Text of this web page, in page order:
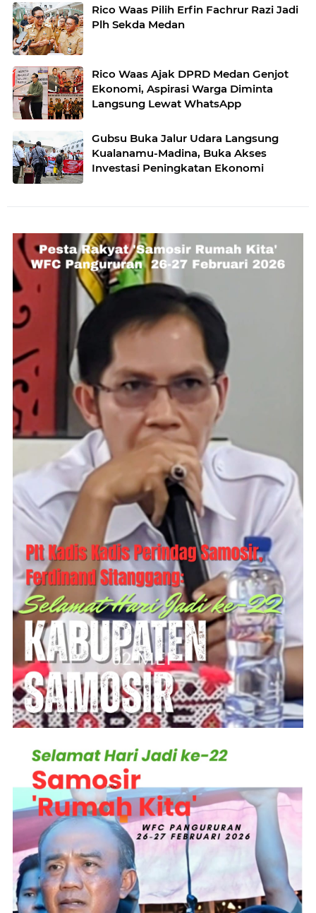
Rico Waas Pilih Erfin Fachrur Razi Jadi
Plh Sekda Medan
Rico Waas Ajak DPRD Medan Genjot
Ekonomi, Aspirasi Warga Diminta
Langsung Lewat WhatsApp
Gubsu Buka Jalur Udara Langsung
Kualanamu-Madina, Buka Akses
Investasi Peningkatan Ekonomi